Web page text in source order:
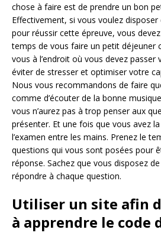
chose à faire est de prendre un bon
Effectivement, si vous voulez
pour réussir cette épreuve, vous
temps de vous faire un petit déjeuner
vous à l’endroit où vous devez passer
éviter de stresser et optimiser votre
Nous vous recommandons de faire
comme d’écouter de la bonne
vous n’aurez pas à trop penser aux
présenter. Et une fois que vous avez
l’examen entre les mains. Prenez le
questions qui vous sont posées pour
réponse. Sachez que vous disposez
répondre à chaque question.
Utiliser un site afin
à apprendre le code